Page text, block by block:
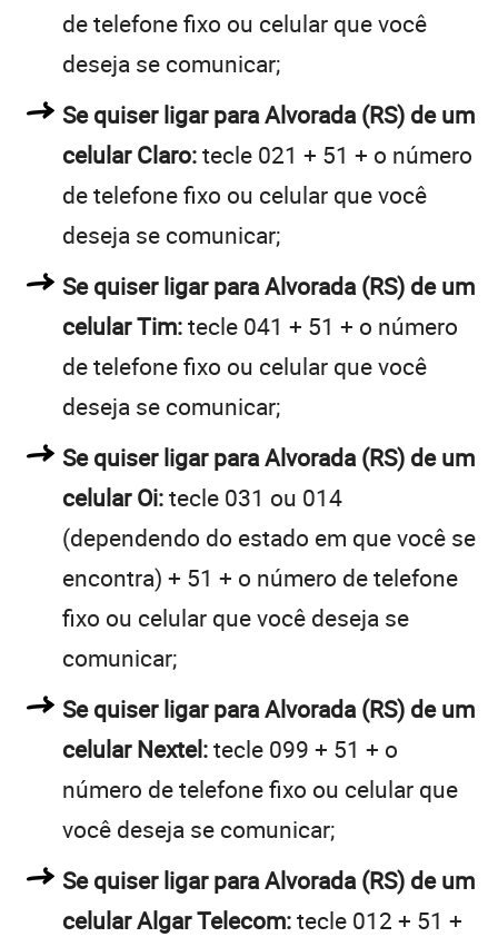
de telefone fixo ou celular que você
deseja se comunicar;
Se quiser ligar para Alvorada (RS) de um
celular Claro:tecle 021 + 51 + o número
de telefone fixo ou celular que você
deseja se comunicar;
Se quiser ligar para Alvorada (RS) de um
celular Tim:tecle 041 + 51 + o número
de telefone fixo ou celular que você
deseja se comunicar;
Se quiser ligar para Alvorada (RS) de um
celular Oi:tecle 031 ou 014
(dependendo do estado em que você se
encontra) + 51 + o número de telefone
fixo ou celular que você deseja se
comunicar;
Se quiser ligar para Alvorada (RS) de um
celular Nextel:tecle 099 + 51 + o
número de telefone fixo ou celular que
você deseja se comunicar;
Se quiser ligar para Alvorada (RS) de um
celular Algar Telecom:tecle 012 + 51 +